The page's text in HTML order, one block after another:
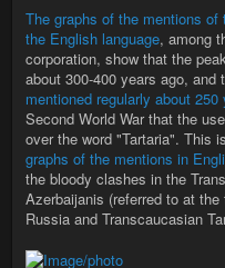
The graphs of the mentions of
the English language, among
corporation, show that the
about 300-400 years ago, and
mentioned regularly about 250
Second World War that the
over the word "Tartaria". This
graphs of the mentions in
the bloody clashes in the
Azerbaijanis (referred to at
Russia and Transcaucasian